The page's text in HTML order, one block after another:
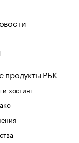
продукты РБК
хостинг